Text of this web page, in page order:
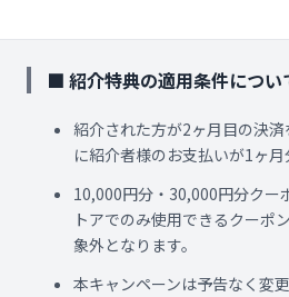
■ 紹介特典の適用条件につい
紹介された方が2ヶ月目の決
に紹介者様のお支払いが1ヶ月
10,000円分・30,000円分クー
トアでのみ使用できるクーポ
象外となります。
本キャンペーンは予告なく変